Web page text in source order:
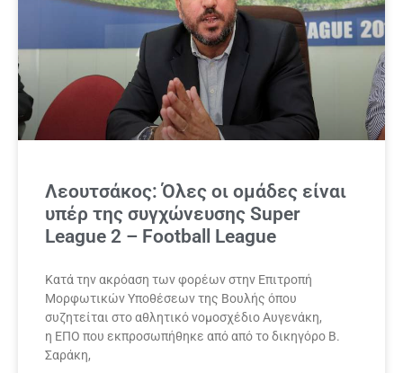
Λεουτσάκος: Όλες οι ομάδες είναι
υπέρ της συγχώνευσης Super
League 2 – Football League
Κατά την ακρόαση των φορέων στην Επιτροπή
Μορφωτικών Υποθέσεων της Βουλής όπου
συζητείται στο αθλητικό νομοσχέδιο Αυγενάκη,
η ΕΠΟ που εκπροσωπήθηκε από από το δικηγόρο Β.
Σαράκη,